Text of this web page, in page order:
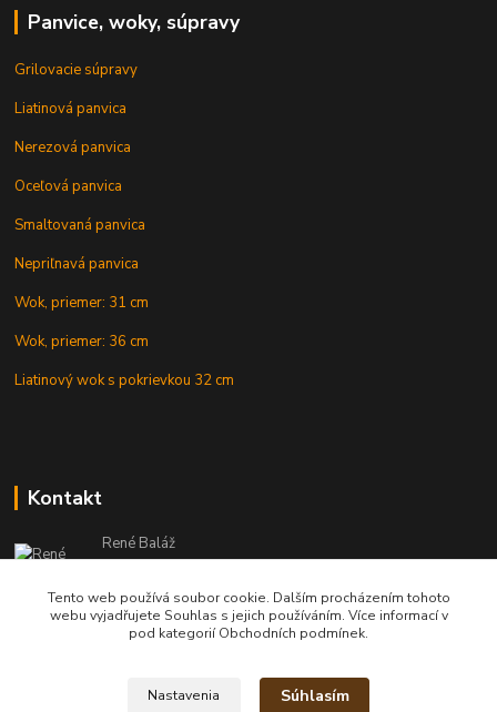
Panvice, woky, súpravy
Grilovacie súpravy
Liatinová panvica
Nerezová panvica
Oceľová panvica
Smaltovaná panvica
Nepriľnavá panvica
Wok, priemer: 31 cm
Wok, priemer: 36 cm
Liatinový wok s pokrievkou 32 cm
Kontakt
René Baláž
Eshop: +421 902 212 007
od 8:00 - do 16:00 hod
info@kotlikyshop.sk
Tento web používá soubor cookie. Dalším procházením tohoto
webu vyjadřujete Souhlas s jejich používáním. Více informací v
pod kategorií Obchodních podmínek.
Nastavenia Súhlasím